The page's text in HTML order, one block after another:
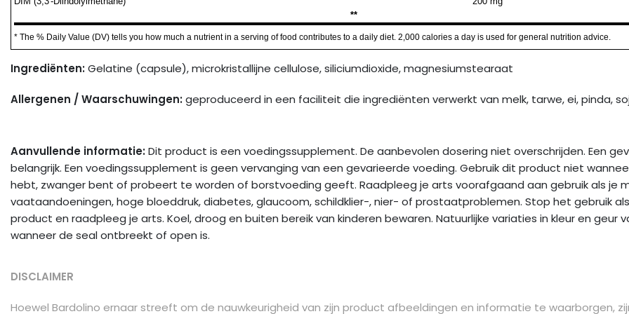
**
* The % Daily Value (DV) tells you how much a nutrient in a serving of food contributes to a daily diet. 2,000 calories a day is used for general nutrition advice.
Ingrediënten:Gelatine (capsule), microkristallijne cellulose, siliciumdioxide, magnesiumstearaat
Allergenen / Waarschuwingen:geproduceerd in een faciliteit die ingrediënten verwerkt van melk, tarwe, ei, pinda,
Aanvullende informatie:Dit product is een voedingssupplement. De aanbevolen dosering niet overschrijden. Een
belangrijk. Een voedingssupplement is geen vervanging van een gevarieerde voeding. Gebruik dit product niet
hebt, zwanger bent of probeert te worden of borstvoeding geeft. Raadpleeg je arts voorafgaand aan gebruik als je
vaataandoeningen, hoge bloeddruk, diabetes, glaucoom, schildklier-, nier- of prostaatproblemen. Stop het gebruik
product en raadpleeg je arts. Koel, droog en buiten bereik van kinderen bewaren. Natuurlijke variaties in kleur en
wanneer de seal ontbreekt of open is.
DISCLAIMER
Hoewel Bardolino ernaar streeft om de nauwkeurigheid van zijn product afbeeldingen en informatie te waarborgen,